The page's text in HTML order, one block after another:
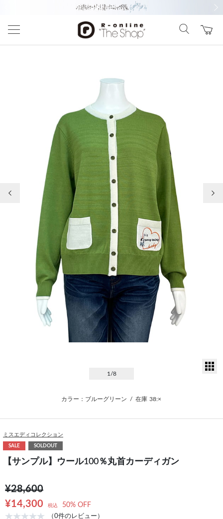
1 /8
カラー：ブルーグリーン / 在庫 38:×
ミスエディコレクション
SALE SOLDOUT
【サンプル】ウール100％丸首カーディガン
¥28,600
¥14,300
税込 50% OFF
（0件のレビュー）